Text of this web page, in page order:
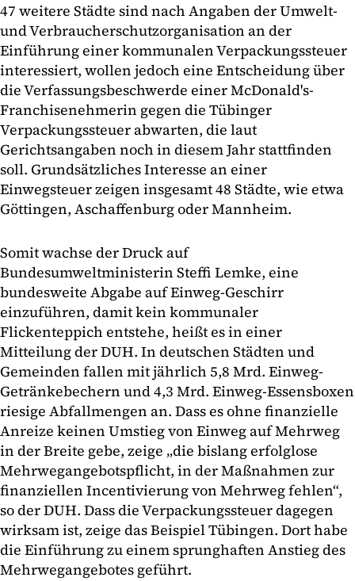
47 weitere Städte sind nach Angaben der Umwelt-
und Verbraucherschutzorganisation an der
Einführung einer kommunalen Verpackungssteuer
interessiert, wollen jedoch eine Entscheidung über
die Verfassungsbeschwerde einer McDonald's-
Franchisenehmerin gegen die Tübinger
Verpackungssteuer abwarten, die laut
Gerichtsangaben noch in diesem Jahr stattfinden
soll. Grundsätzliches Interesse an einer
Einwegsteuer zeigen insgesamt 48 Städte, wie etwa
Göttingen, Aschaffenburg oder Mannheim.
Somit wachse der Druck auf
Bundesumweltministerin Steffi Lemke, eine
bundesweite Abgabe auf Einweg-Geschirr
einzuführen, damit kein kommunaler
Flickenteppich entstehe, heißt es in einer
Mitteilung der DUH. In deutschen Städten und
Gemeinden fallen mit jährlich 5,8 Mrd. Einweg-
Getränkebechern und 4,3 Mrd. Einweg-Essensboxen
riesige Abfallmengen an. Dass es ohne finanzielle
Anreize keinen Umstieg von Einweg auf Mehrweg
in der Breite gebe, zeige „die bislang erfolglose
Mehrwegangebotspflicht, in der Maßnahmen zur
finanziellen Incentivierung von Mehrweg fehlen“,
so der DUH. Dass die Verpackungssteuer dagegen
wirksam ist, zeige das Beispiel Tübingen. Dort habe
die Einführung zu einem sprunghaften Anstieg des
Mehrwegangebotes geführt.